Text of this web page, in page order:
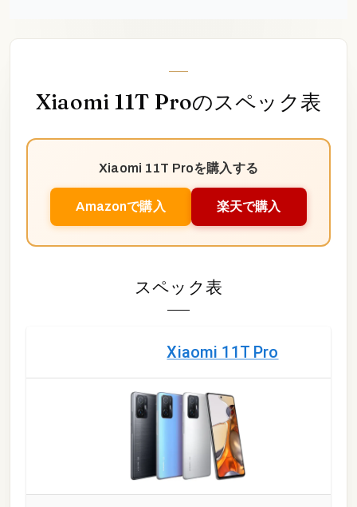
Xiaomi 11T Proのスペック表
Xiaomi 11T Proを購入する
Amazonで購入 楽天で購入
スペック表
Xiaomi 11T Pro